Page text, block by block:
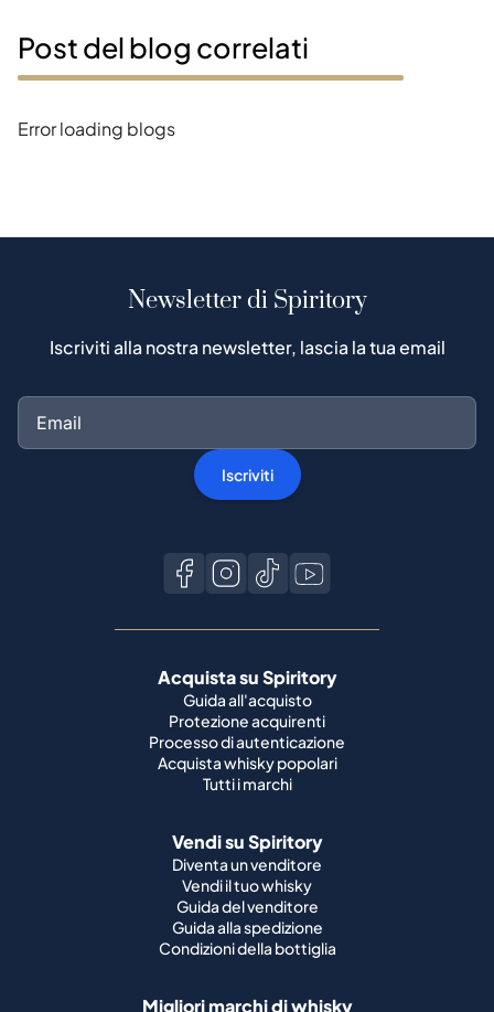
Post del blog correlati
Error loading blogs
Newsletter di Spiritory
Iscriviti alla nostra newsletter, lascia la tua email
Iscriviti
Acquista su Spiritory
Guida all'acquisto
Protezione acquirenti
Processo di autenticazione
Acquista whisky popolari
Tutti i marchi
Vendi su Spiritory
Diventa un venditore
Vendi il tuo whisky
Guida del venditore
Guida alla spedizione
Condizioni della bottiglia
Migliori marchi di whisky